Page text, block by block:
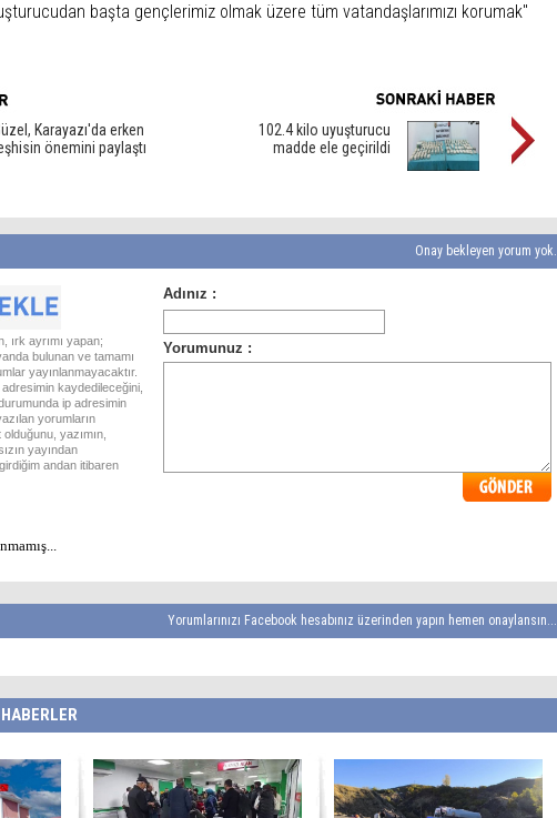
başta gençlerimiz olmak üzere tüm vatandaşlarımızı korumak"
Karayazı'da erken
önemini paylaştı
102.4 kilo uyuşturucu
madde ele geçirildi
Onay bekleyen yorum yok.
ırk ayrımı yapan;
bulunan ve tamamı
yayınlanmayacaktır.
adresimin kaydedileceğini,
ip adresimin
yorumların
yazımın,
yayından
andan itibaren
Yorumlarınızı Facebook hesabınız üzerinden yapın hemen onaylansın...